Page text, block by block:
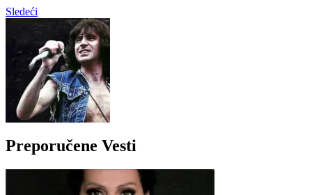
Sledeći
Preporučene Vesti